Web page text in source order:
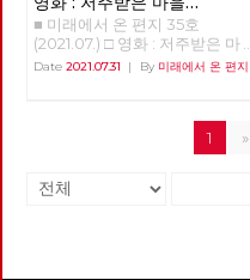
은 마을 쉐이디사이드의 숨겨진
이야기 □ 사진 : 서울의 경계를
걷다
하였다. 공산당은 다만 정치적으
로 지도하고 이러한 내용으로 헌
법을 수정하였다. 고르바초프 역
시 당과 국가를 구별하고 국가기
두 과거의 사회주의 실현에 실패
하였다. 하지만 중국과 공산당은
패 원인과 국가의 붕괴 원인은
동일하지 않다. 낮은 생산력, 연
쉐이디사이드의 숨겨진
이야기
■ 미래에서 온 편지 35호
(2021.07.) □ 영화 : 저주받은 마
을 쉐이디사이드의 숨겨진 이야
드”에서 해골 가면을 쓴 살인마
에 의한 끔찍한 연쇄살인사건이
벌어진다. 30년 이상 폭력범죄
가 전무한 이웃 부촌 “써니베
일”과 달리 연속해서 연쇄살인
Date 2021.07.31 | By 미래에서 온 편지
1 »